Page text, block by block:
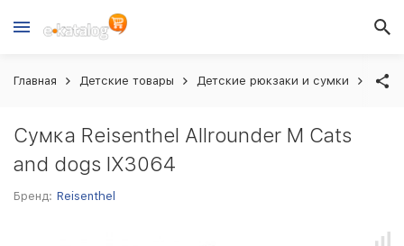
Главная Детские товары Детские рюкзаки и сумки
Сумка Reisenthel Allrounder M Cats
and dogs IX3064
Бренд: Reisenthel